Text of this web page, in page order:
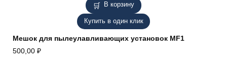
В корзину
Купить в один клик
Мешок для пылеулавливающих установок MF1
500,00 ₽